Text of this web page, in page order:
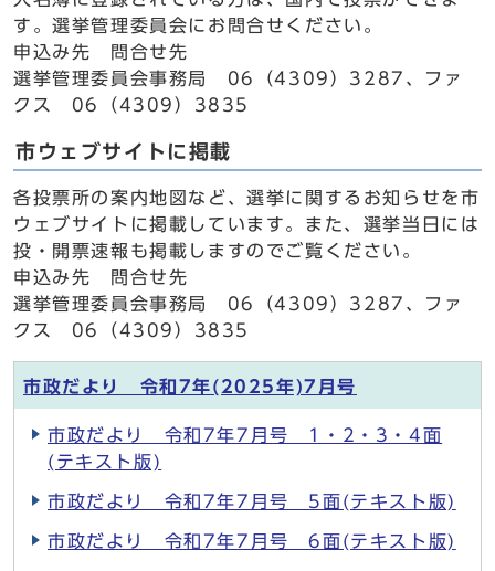
す。選挙管理委員会にお問合せください。
申込み先 問合せ先
選挙管理委員会事務局 06（4309）3287、ファ
クス 06（4309）3835
市ウェブサイトに掲載
各投票所の案内地図など、選挙に関するお知らせを市
ウェブサイトに掲載しています。また、選挙当日には
投・開票速報も掲載しますのでご覧ください。
申込み先 問合せ先
選挙管理委員会事務局 06（4309）3287、ファ
クス 06（4309）3835
市政だより 令和7年(2025年)7月号
市政だより 令和7年7月号 1・2・3・4面
(テキスト版)
市政だより 令和7年7月号 5面(テキスト版)
市政だより 令和7年7月号 6面(テキスト版)